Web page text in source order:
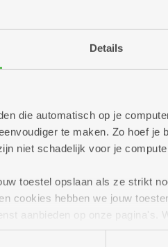
Details
die automatisch op je
te maken. Zo hoef je
niet schadelijk voor je
toestel opslaan als ze strikt
cookies hebben we jouw
aanbieden op onze pagina's.
social media, advertenties
De Olijftak
De Vrijgeweide
De Zeelbaan
Kerkeveld
Kronenburg